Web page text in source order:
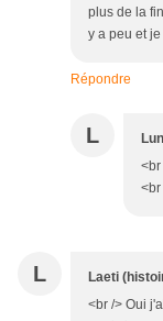
plus de la
y a peu et
Répondre
L
<br
<br
L Laeti
<br /> Oui